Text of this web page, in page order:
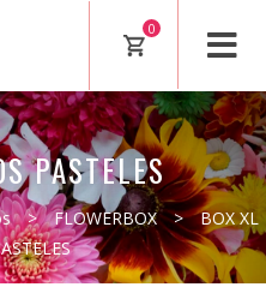
0
PASTELES
> FLOWERBOX >
BOX XL